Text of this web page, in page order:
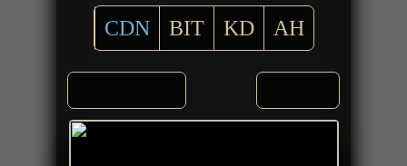
CDN
BIT KD AH